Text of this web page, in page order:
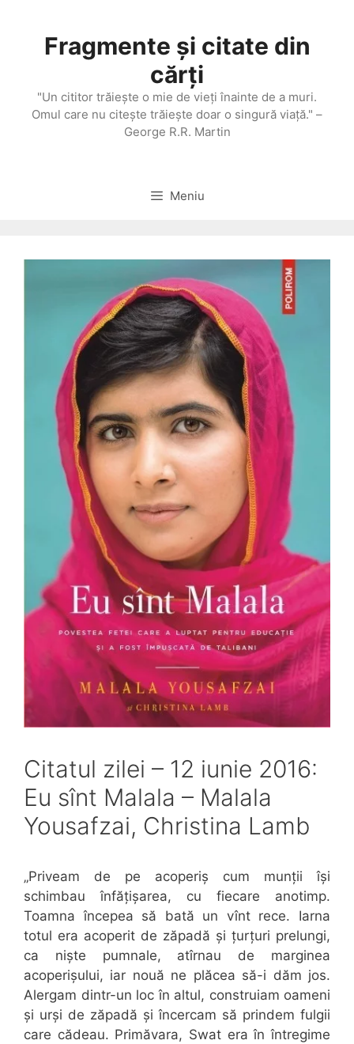
conținutFragmente și citate din
cărți
"Un cititor trăieşte o mie de vieţi înainte de a muri.
Omul care nu citeşte trăieşte doar o singură viaţă." –
George R.R. Martin
Meniu
Citatul zilei – 12 iunie 2016:
Eu sînt Malala – Malala
Yousafzai, Christina Lamb
„Priveam de pe acoperiș cum munții își
schimbau înfățișarea, cu fiecare anotimp.
Toamna începea să bată un vînt rece. Iarna
totul era acoperit de zăpadă și țurțuri prelungi,
ca niște pumnale, atîrnau de marginea
acoperișului, iar nouă ne plăcea să-i dăm jos.
Alergam dintr-un loc în altul, construiam oameni
și urși de zăpadă și încercam să prindem fulgii
care cădeau. Primăvara, Swat era în întregime